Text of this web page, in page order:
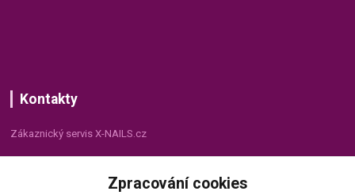
Kontakty
Zákaznický servis X-NAILS.cz
+420 735 055 075Zpracování cookies